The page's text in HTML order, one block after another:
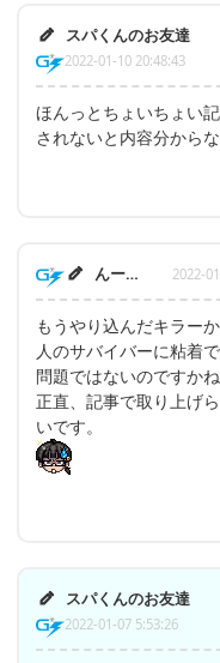
スパくんのお友達
2022-01-10 20:48:43
ほんっとちょいちょい
されないと内容分から
んー… 2022-
もうやり込んだキラー
人のサバイバーに粘着
問題ではないのですか
正直、記事で取り上げ
いです。
スパくんのお友達
2022-01-07 5:53:26